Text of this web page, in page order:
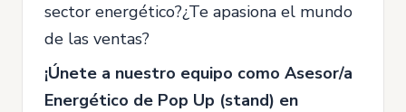
sector energético?¿Te apasiona el mundo
de las ventas?
¡Únete a nuestro equipo como Asesor/a
Energético de Pop Up (stand) en